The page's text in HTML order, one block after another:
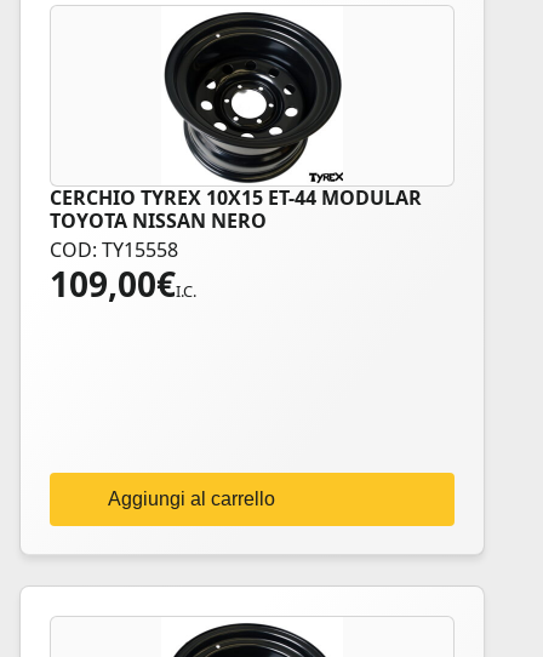
CERCHIO TYREX 10X15 ET-44 MODULAR
TOYOTA NISSAN NERO
COD: TY15558
109,00€I.C.
Aggiungi al carrello